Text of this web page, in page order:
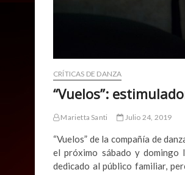
CRÍTICAS DE DANZA
“Vuelos”:
Marietta Santi Julio 24, 2019
“Vuelos” de la compañía de
el próximo sábado y
dedicado al público familiar,